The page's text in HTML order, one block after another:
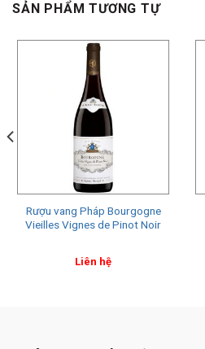
SẢN PHẨM TƯƠNG TỰ
Rượu vang Pháp Bourgogne
Vieilles Vignes de Pinot Noir
Liên hệ